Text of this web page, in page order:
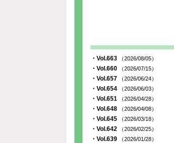
・Vol.663 （2026/08/05）
・Vol.660 （2026/07/15）
・Vol.657 （2026/06/24）
・Vol.654 （2026/06/03）
・Vol.651 （2026/04/28）
・Vol.648 （2026/04/08）
・Vol.645 （2026/03/18）
・Vol.642 （2026/02/25）
・Vol.639 （2026/01/28）